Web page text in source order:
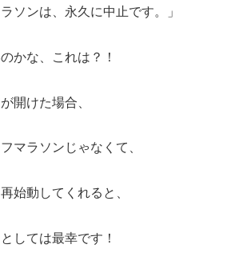
ソンは、永久に中止です。」
かな、これは？！
開けた場合、
マラソンじゃなくて、
始動してくれると、
しては最幸です！